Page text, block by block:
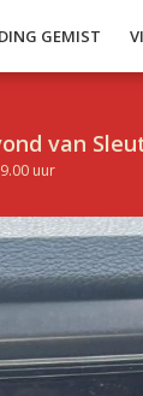
GEMIST
van
uur